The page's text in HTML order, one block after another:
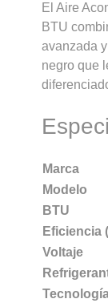
El Aire
BTU
avanzada
negro que
Marca
Modelo
BTU
Eficiencia
Voltaje